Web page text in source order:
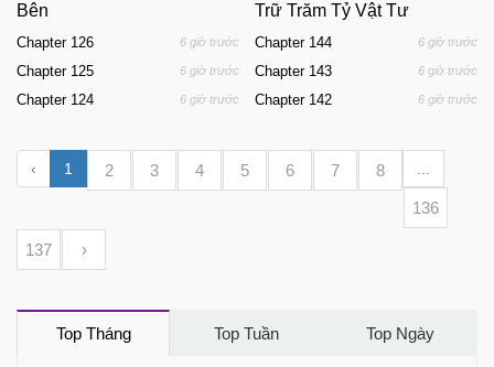
Bên
Chapter 126 6 giờ trước
Chapter 125 6 giờ trước
Chapter 124 6 giờ trước
Trữ Trăm Tỷ Vật Tư
Chapter 144 6 giờ trước
Chapter 143 6 giờ trước
Chapter 142 6 giờ trước
‹ 1 2 3 4 5 6 7 8
136
137 ›
Top Tháng Top Tuần Top Ngày